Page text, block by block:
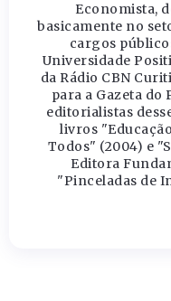
Economista,
basicamente no
cargos
Universidade
da Rádio CBN
para a Gazeta do
editorialistas
livros
Todos" (2004) e
Editora
"Pinceladas de